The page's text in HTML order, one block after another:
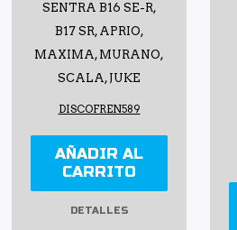
SENTRA B16 SE-R,
B17 SR, APRIO,
MAXIMA, MURANO,
SCALA, JUKE
DISCOFREN589
AÑADIR AL
CARRITO
DETALLES